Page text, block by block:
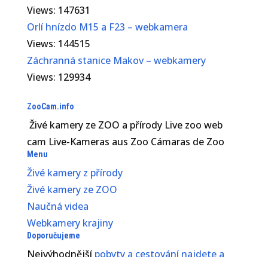
Views: 147631
Orlí hnízdo M15 a F23 – webkamera
Views: 144515
Záchranná stanice Makov – webkamery
Views: 129934
ZooCam.info
Živé kamery ze ZOO a přírody Live zoo web
cam Live-Kameras aus Zoo Cámaras de Zoo
Menu
Živé kamery z přírody
Živé kamery ze ZOO
Naučná videa
Webkamery krajiny
Doporučujeme
Nejvýhodnější pobyty a cestování najdete a